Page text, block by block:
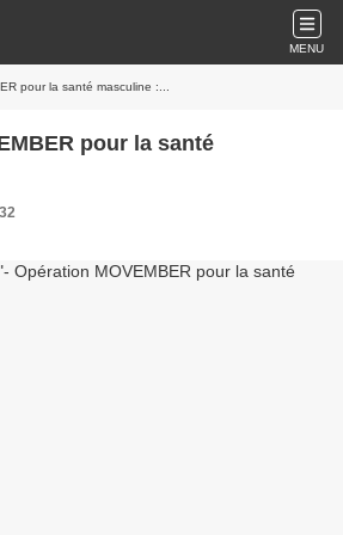
MENU
pour la santé masculine :...
pour la santé